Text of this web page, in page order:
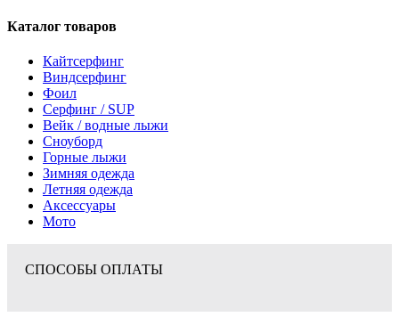
Каталог товаров
Кайтсерфинг
Виндсерфинг
Фоил
Серфинг / SUP
Вейк / водные лыжи
Сноуборд
Горные лыжи
Зимняя одежда
Летняя одежда
Аксессуары
Мото
СПОСОБЫ ОПЛАТЫ